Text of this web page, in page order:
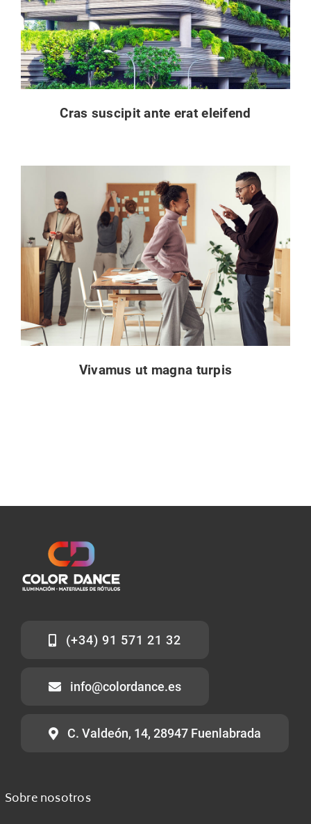
Cras suscipit ante erat eleifend
Vivamus ut magna turpis
(+34) 91 571 21 32
info@colordance.es
C. Valdeón, 14, 28947 Fuenlabrada
Sobre nosotros